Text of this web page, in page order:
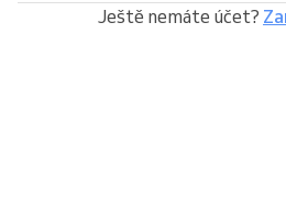
Ještě nemáte účet?